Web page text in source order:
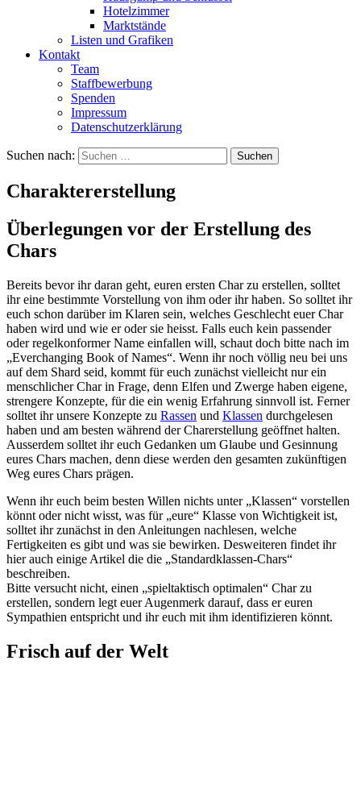
Hotelzimmer
Marktstände
Listen und Grafiken
Kontakt
Team
Staffbewerbung
Spenden
Impressum
Datenschutzerklärung
Suchen nach:
Charaktererstellung
Überlegungen vor der Erstellung des
Chars
Bereits bevor ihr daran geht, euren ersten Char zu erstellen, solltet
ihr eine bestimmte Vorstellung von ihm oder ihr haben. So solltet ihr
euch schon darüber im Klaren sein, welches Geschlecht euer Char
haben wird und wie er oder sie heisst. Falls euch kein passender
oder regelkonformer Name einfallen will, schaut doch bitte nach im
„Everchanging Book of Names“. Wenn ihr noch völlig neu bei uns
auf dem Shard seid, kommt für euch zunächst vielleicht nur ein
menschlicher Char in Frage, denn Elfen und Zwerge haben eigene,
strengere Konzepte, für die ein wenig Erfahrung sinnvoll ist. Ferner
solltet ihr unsere Konzepte zu Rassen und Klassen durchgelesen
haben und am besten während der Charerstellung geöffnet halten.
Ausserdem solltet ihr euch Gedanken um Glaube und Gesinnung
eures Chars machen, denn diese werden den gesamten zukünftigen
Weg eures Chars prägen.
Wenn ihr euch beim besten Willen nichts unter „Klassen“ vorstellen
könnt oder nicht wisst, was für „eure“ Klasse von Wichtigkeit ist,
solltet ihr zunächst in den Anleitungen nachlesen, welche
Fertigkeiten es gibt und was sie bewirken. Desweiteren findet ihr
hier auch einige Artikel die die „Standardklassen-Chars“
beschreiben.
Bitte versucht nicht, einen „spieltaktisch optimalen“ Char zu
erstellen, sondern legt euer Augenmerk darauf, dass er euren
Sympathien entspricht und ihr euch mit ihm identifizieren könnt.
Frisch auf der Welt